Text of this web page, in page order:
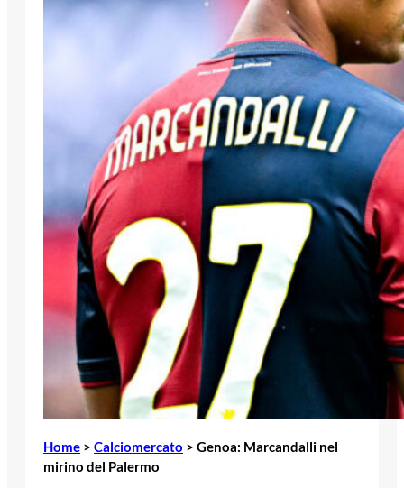
Home > Calciomercato > Genoa: Marcandalli nel
mirino del Palermo